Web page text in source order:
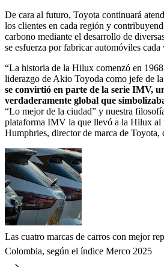
De cara al futuro, Toyota continuará
los clientes en cada región y
carbono mediante el desarrollo de
se esfuerza por fabricar automóviles cada
“La historia de la Hilux comenzó en
liderazgo de Akio Toyoda como jefe de
se convirtió en parte de la serie IMV,
verdaderamente global que
“Lo mejor de la ciudad” y nuestra
plataforma IMV la que llevó a la Hilux
Humphries, director de marca de Toyota,
Las cuatro marcas de carros con mejor
Colombia, según el índice Merco 2025